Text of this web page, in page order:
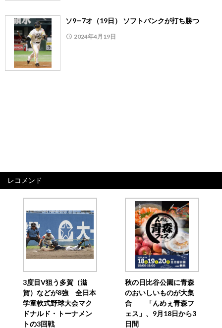
ソ9―7オ（19日） ソフトバンクが打ち勝つ
2024年4月19日
レコメンド
3度目V狙う多賀（滋
賀）などが8強 全日本
学童軟式野球大会マク
ドナルド・トーナメン
トの3回戦
秋の日比谷公園に青森
のおいしいものが大集
合 「んめぇ青森フ
ェス」、9月18日から3
日間